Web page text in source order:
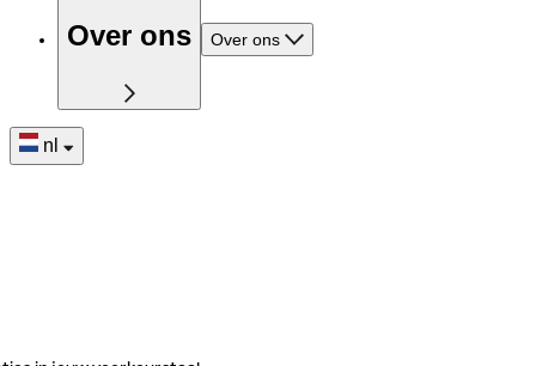
Over ons Over ons
nl